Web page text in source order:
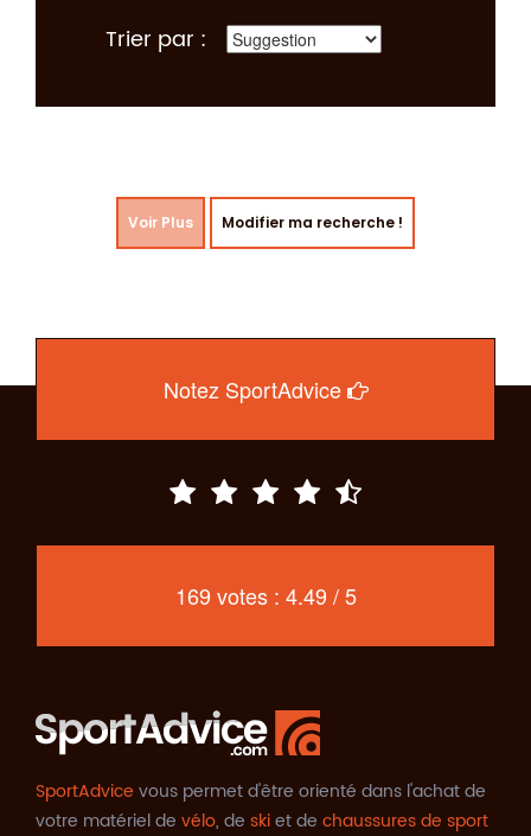
Trier par :
Voir Plus Modifier ma recherche !
Notez SportAdvice
169 votes : 4.49 / 5
SportAdvice vous permet d'être orienté dans l'achat de
votre matériel de vélo, de skiet de chaussures de sport